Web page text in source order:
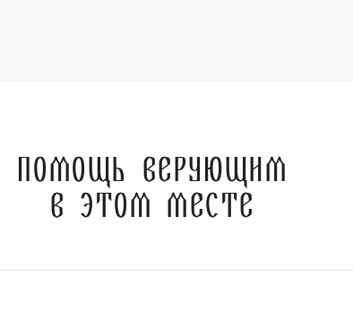
Помощь верующим
в этом месте